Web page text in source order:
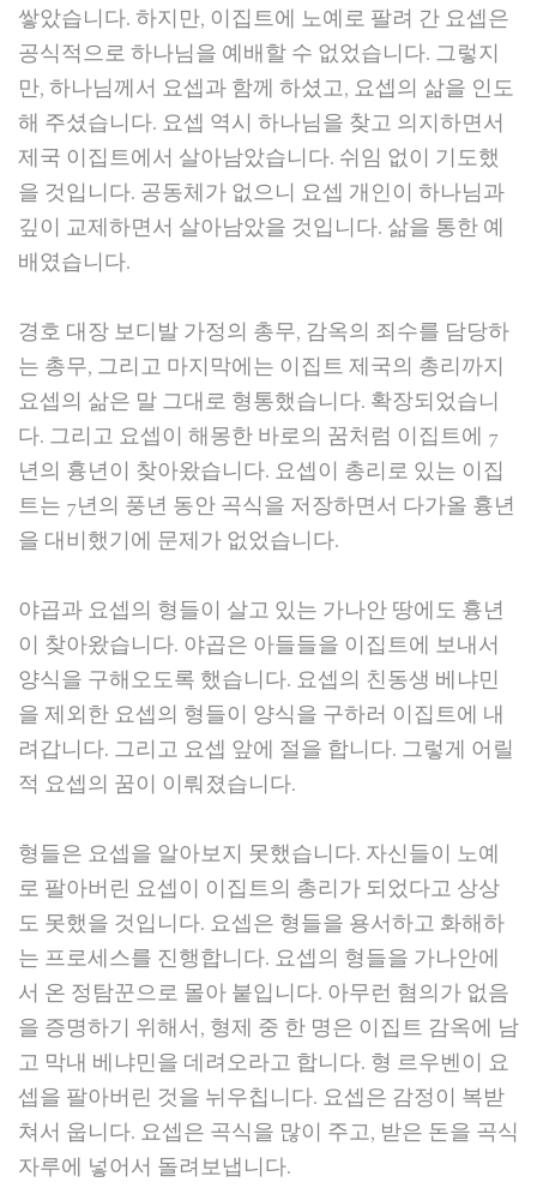
쌓았습니다. 하지만, 이집트에 노예로 팔려 간 요셉은
공식적으로 하나님을 예배할 수 없었습니다. 그렇지
만, 하나님께서 요셉과 함께 하셨고, 요셉의 삶을 인도
해 주셨습니다. 요셉 역시 하나님을 찾고 의지하면서
제국 이집트에서 살아남았습니다. 쉬임 없이 기도했
을 것입니다. 공동체가 없으니 요셉 개인이 하나님과
깊이 교제하면서 살아남았을 것입니다. 삶을 통한 예
배였습니다.
경호 대장 보디발 가정의 총무, 감옥의 죄수를 담당하
는 총무, 그리고 마지막에는 이집트 제국의 총리까지
요셉의 삶은 말 그대로 형통했습니다. 확장되었습니
다. 그리고 요셉이 해몽한 바로의 꿈처럼 이집트에 7
년의 흉년이 찾아왔습니다. 요셉이 총리로 있는 이집
트는 7년의 풍년 동안 곡식을 저장하면서 다가올 흉년
을 대비했기에 문제가 없었습니다.
야곱과 요셉의 형들이 살고 있는 가나안 땅에도 흉년
이 찾아왔습니다. 야곱은 아들들을 이집트에 보내서
양식을 구해오도록 했습니다. 요셉의 친동생 베냐민
을 제외한 요셉의 형들이 양식을 구하러 이집트에 내
려갑니다. 그리고 요셉 앞에 절을 합니다. 그렇게 어릴
적 요셉의 꿈이 이뤄졌습니다.
형들은 요셉을 알아보지 못했습니다. 자신들이 노예
로 팔아버린 요셉이 이집트의 총리가 되었다고 상상
도 못했을 것입니다. 요셉은 형들을 용서하고 화해하
는 프로세스를 진행합니다. 요셉의 형들을 가나안에
서 온 정탐꾼으로 몰아 붙입니다. 아무런 혐의가 없음
을 증명하기 위해서, 형제 중 한 명은 이집트 감옥에 남
고 막내 베냐민을 데려오라고 합니다. 형 르우벤이 요
셉을 팔아버린 것을 뉘우칩니다. 요셉은 감정이 복받
쳐서 웁니다. 요셉은 곡식을 많이 주고, 받은 돈을 곡식
자루에 넣어서 돌려보냅니다.